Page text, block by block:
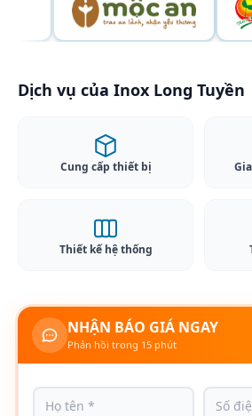
Dịch vụ của Inox Long Tuyền
Cung cấp thiết bị
Thiết kế hệ thống
NHẬN BÁO GIÁ NGAY
Phản hồi trong 15 phút